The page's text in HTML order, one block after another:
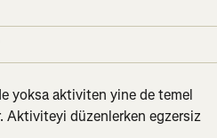
yoksa aktiviten yine de temel
Aktiviteyi düzenlerken egzersiz